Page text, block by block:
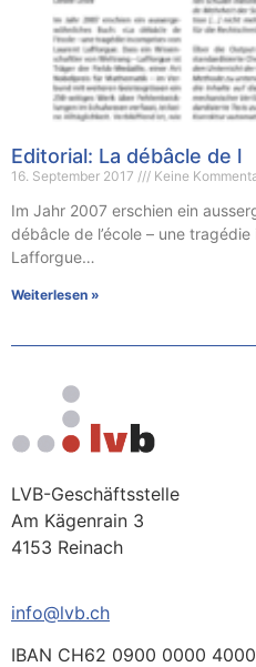
Editorial: La débâcle de l
16. September 2017 Keine
Im Jahr 2007 erschien ein
débâcle de l’école – une
Lafforgue…
Weiterlesen »
LVB-Geschäftsstelle
Am Kägenrain 3
4153 Reinach
info@lvb.ch
IBAN CH62 0900 0000